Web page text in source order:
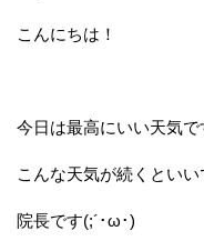
こんにちは！
今日は最高にいい天気で
こんな天気が続くといい
院長です(;´･ω･)